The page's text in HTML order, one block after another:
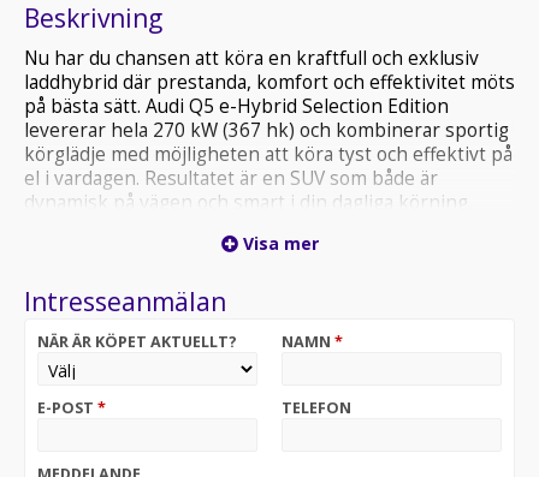
Beskrivning
Nu har du chansen att köra en kraftfull och exklusiv
laddhybrid där prestanda, komfort och effektivitet möts
på bästa sätt. Audi Q5 e-Hybrid Selection Edition
levererar hela 270 kW (367 hk) och kombinerar sportig
körglädje med möjligheten att köra tyst och effektivt på
el i vardagen. Resultatet är en SUV som både är
dynamisk på vägen och smart i din dagliga körning.
beställd och på väg hem!
En redan välutrustad Q5 S-line paketerad med följande:
- Mörktonade rutor
- Minnesfunktion för förarsätet och backspeglar
- Metallic-lack
Sound System
Visa mer
Intresseanmälan
NÄR ÄR KÖPET AKTUELLT? NAMN *
E-POST * TELEFON